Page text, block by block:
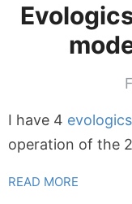
I have 4 evologics
operation of the
READ MORE